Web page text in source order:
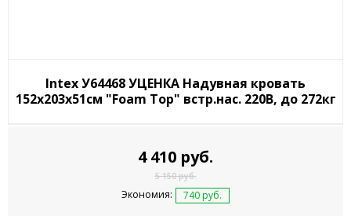
Intex У64468 УЦЕНКА Надувная кровать
152х203х51см "Foam Top" встр.нас. 220В, до 272кг
4 410 руб.
5 150 руб.
Экономия: 740 руб.